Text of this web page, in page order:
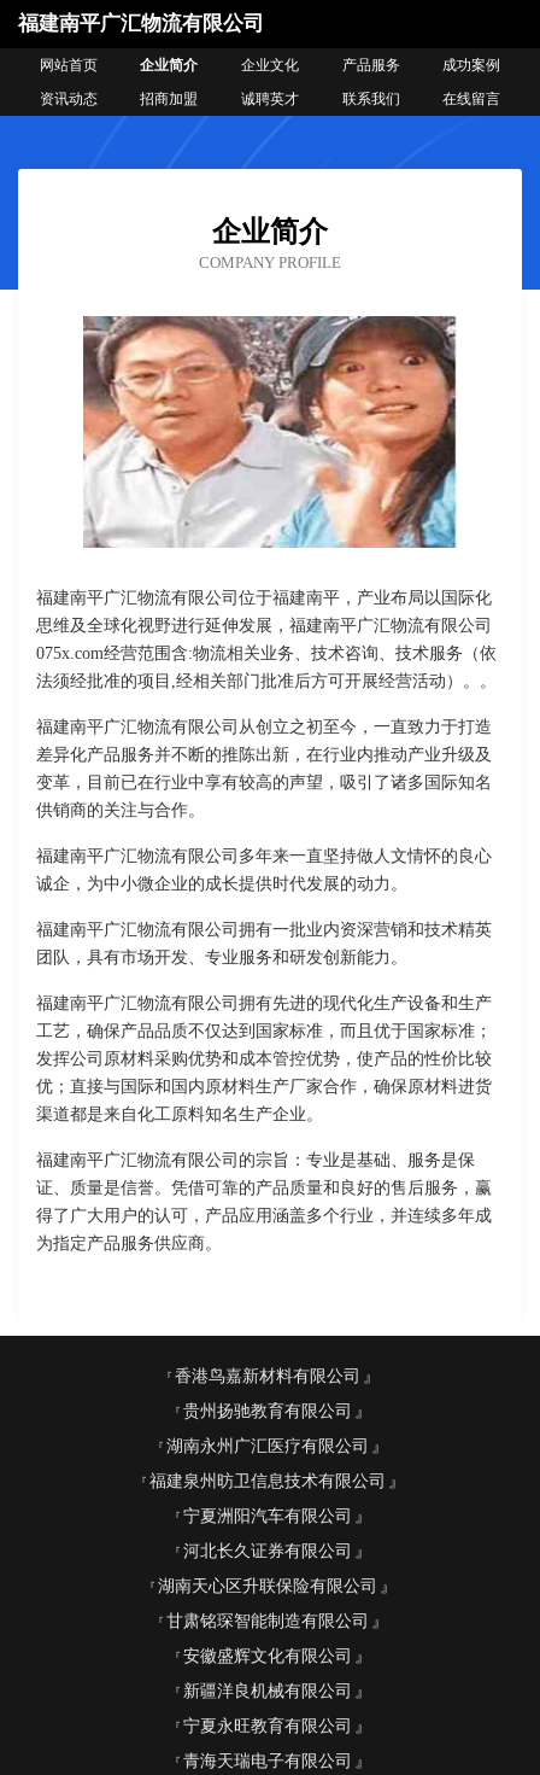
福建南平广汇物流有限公司
网站首页 企业简介 企业文化 产品服务
成功案例
资讯动态
招商加盟 诚聘英才 联系我们 在线留言
企业简介
COMPANY PROFILE
福建南平广汇物流有限公司位于福建南平，产业布局以国际化
思维及全球化视野进行延伸发展，福建南平广汇物流有限公司
075x.com经营范围含:物流相关业务、技术咨询、技术服务（依
法须经批准的项目,经相关部门批准后方可开展经营活动）。。
福建南平广汇物流有限公司从创立之初至今，一直致力于打造
差异化产品服务并不断的推陈出新，在行业内推动产业升级及
变革，目前已在行业中享有较高的声望，吸引了诸多国际知名
供销商的关注与合作。
福建南平广汇物流有限公司多年来一直坚持做人文情怀的良心
诚企，为中小微企业的成长提供时代发展的动力。
福建南平广汇物流有限公司拥有一批业内资深营销和技术精英
团队，具有市场开发、专业服务和研发创新能力。
福建南平广汇物流有限公司拥有先进的现代化生产设备和生产
工艺，确保产品品质不仅达到国家标准，而且优于国家标准；
发挥公司原材料采购优势和成本管控优势，使产品的性价比较
优；直接与国际和国内原材料生产厂家合作，确保原材料进货
渠道都是来自化工原料知名生产企业。
福建南平广汇物流有限公司的宗旨：专业是基础、服务是保
证、质量是信誉。凭借可靠的产品质量和良好的售后服务，赢
得了广大用户的认可，产品应用涵盖多个行业，并连续多年成
为指定产品服务供应商。
香港鸟嘉新材料有限公司
贵州扬驰教育有限公司
湖南永州广汇医疗有限公司
福建泉州昉卫信息技术有限公司
宁夏洲阳汽车有限公司
河北长久证券有限公司
湖南天心区升联保险有限公司
甘肃铭琛智能制造有限公司
安徽盛辉文化有限公司
新疆洋良机械有限公司
宁夏永旺教育有限公司
青海天瑞电子有限公司